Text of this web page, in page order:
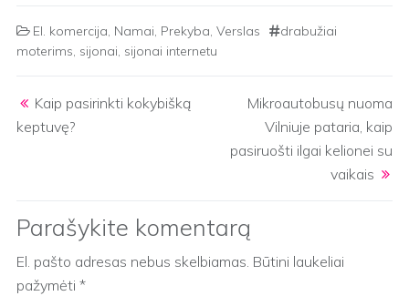
El. komercija, Namai, Prekyba, Verslas
drabužiai
moterims, sijonai, sijonai internetu
Kaip pasirinkti kokybišką
keptuvę?
Mikroautobusų nuoma
Vilniuje pataria, kaip
pasiruošti ilgai kelionei su
vaikais
Parašykite komentarą
El. pašto adresas nebus skelbiamas. Būtini laukeliai
pažymėti *